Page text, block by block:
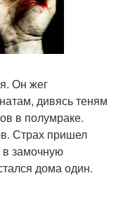
Он жег
дивясь теням
в полумраке.
Страх пришел
в замочную
дома один.